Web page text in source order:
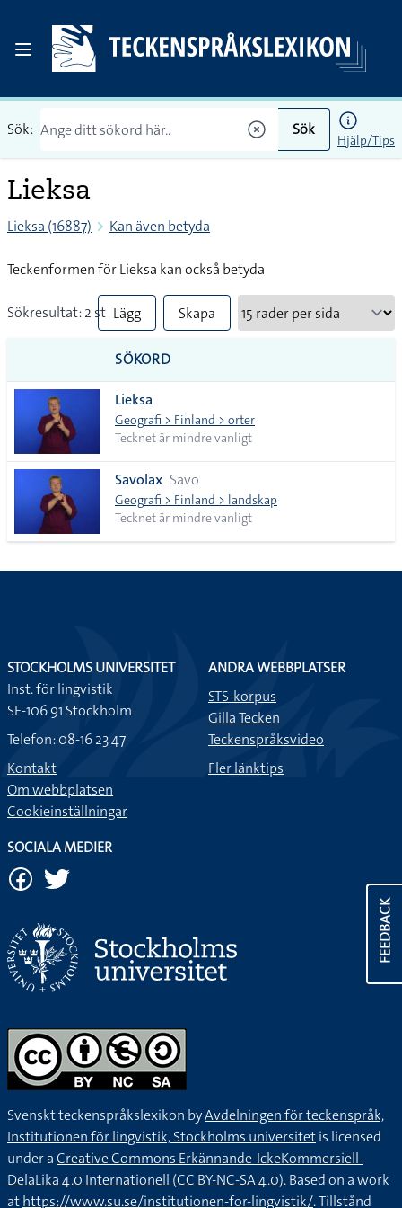
Sök: Sök
Hjälp/Tips
Lieksa
Lieksa (16887) Kan även betyda
Teckenformen för Lieksa kan också betyda
Sökresultat: 2 st Lägg
till
alla i
lista
Skapa
SÖKORD
Lieksa
Geografi > Finland > orter
Tecknet är mindre vanligt
Savolax Savo
Geografi > Finland > landskap
Tecknet är mindre vanligt
FEEDBACK
STOCKHOLMS UNIVERSITET
Inst. för lingvistik
SE-106 91 Stockholm
Telefon: 08-16 23 47
Kontakt
Om webbplatsen
Cookieinställningar
ANDRA WEBBPLATSER
STS-korpus
Gilla Tecken
Teckenspråksvideo
Fler länktips
SOCIALA MEDIER
Svenskt teckenspråkslexikon byAvdelningen för teckenspråk,
Institutionen för lingvistik, Stockholms universitetis licensed
under aCreative Commons Erkännande-IckeKommersiell-
DelaLika 4.0 Internationell (CC BY-NC-SA 4.0).Based on a work
athttps://www.su.se/institutionen-for-lingvistik/. Tillstånd